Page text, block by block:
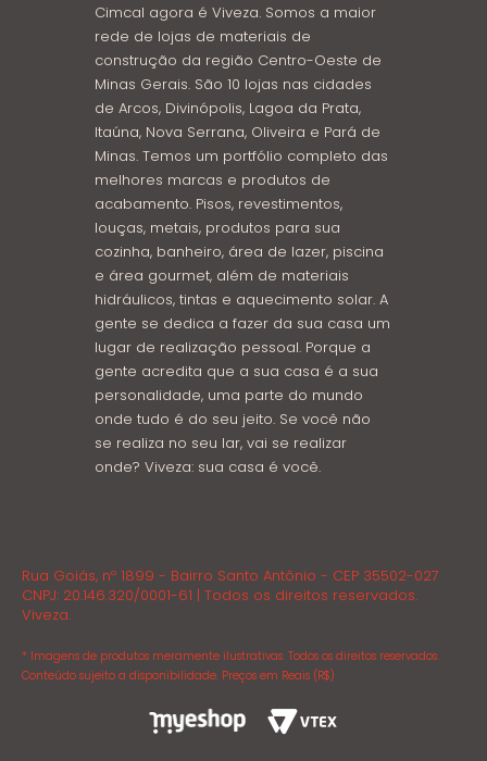
Cimcal agora é Viveza. Somos a maior
rede de lojas de materiais de
construção da região Centro-Oeste de
Minas Gerais. São 10 lojas nas cidades
de Arcos, Divinópolis, Lagoa da Prata,
Itaúna, Nova Serrana, Oliveira e Pará de
Minas. Temos um portfólio completo das
melhores marcas e produtos de
acabamento. Pisos, revestimentos,
louças, metais, produtos para sua
cozinha, banheiro, área de lazer, piscina
e área gourmet, além de materiais
hidráulicos, tintas e aquecimento solar. A
gente se dedica a fazer da sua casa um
lugar de realização pessoal. Porque a
gente acredita que a sua casa é a sua
personalidade, uma parte do mundo
onde tudo é do seu jeito. Se você não
se realiza no seu lar, vai se realizar
onde? Viveza: sua casa é você.
Rua Goiás, nº 1899 - Bairro Santo Antônio - CEP 35502-027
CNPJ: 20.146.320/0001-61 | Todos os direitos reservados.
Viveza.
* Imagens de produtos meramente ilustrativas. Todos os direitos reservados.
Conteúdo sujeito a disponibilidade. Preços em Reais (R$)